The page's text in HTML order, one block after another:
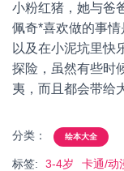
小粉红猪，她与爸
佩奇*喜欢做的事情
以及在小泥坑里快
探险，虽然有些时
夷，而且都会带给
分类： 绘本大全
标签: 3-4岁 卡通/动